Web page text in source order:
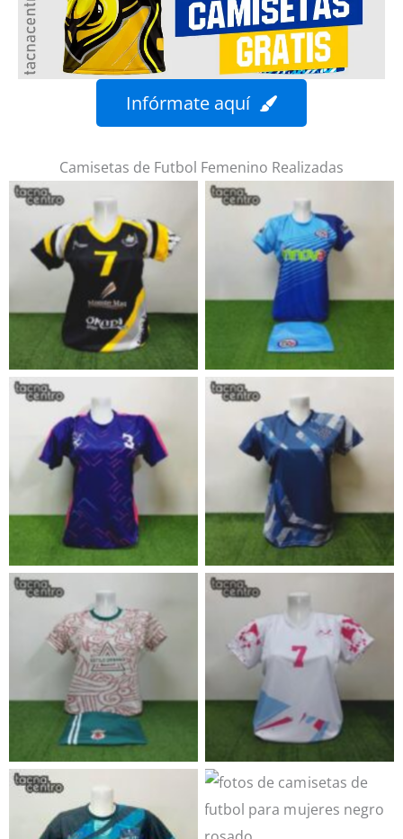
Infórmate aquí
Camisetas de Futbol Femenino Realizadas